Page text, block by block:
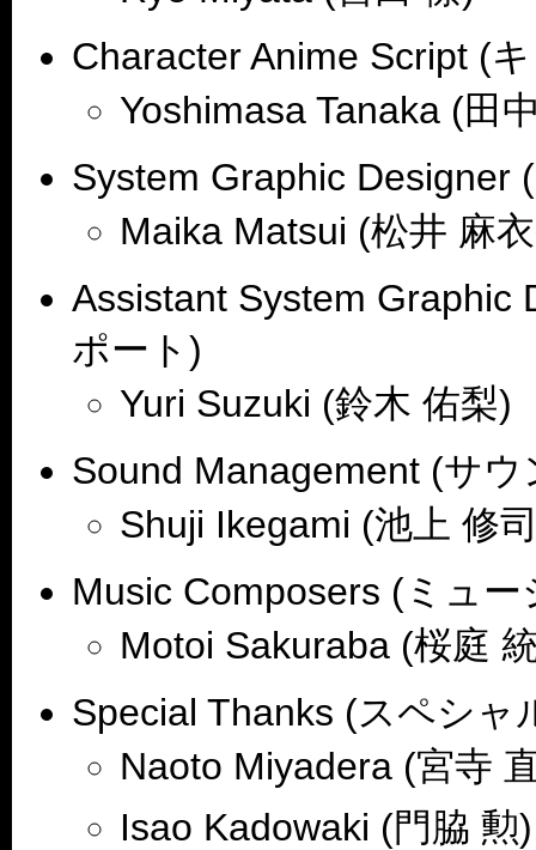
Character Anime Script (
Yoshimasa Tanaka (田
System Graphic Designer
Maika Matsui (松井 麻
Assistant System Graphic
ポート)
Yuri Suzuki (鈴木 佑梨)
Sound Management (サ
Shuji Ikegami (池上 修
Music Composers (ミュ
Motoi Sakuraba (桜庭
Special Thanks (スペシャ
Naoto Miyadera (宮寺
Isao Kadowaki (門脇